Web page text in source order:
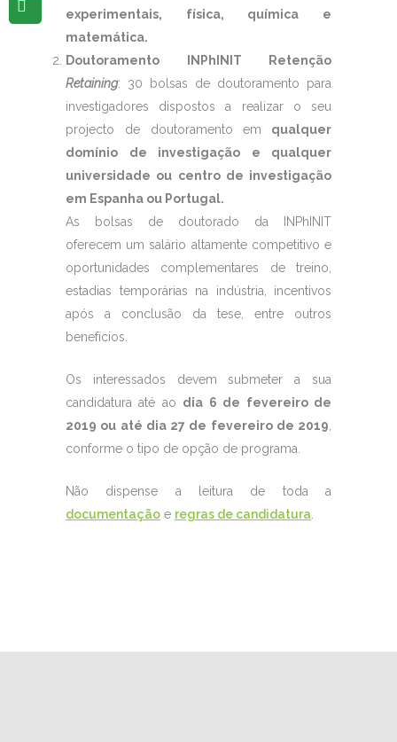
experimentais, física, química e
matemática.
Doutoramento INPhINIT Retenção
Retaining: 30 bolsas de doutoramento para
investigadores dispostos a realizar o seu
projecto de doutoramento em qualquer
domínio de investigação e qualquer
universidade ou centro de investigação
em Espanha ou Portugal.
As bolsas de doutorado da INPhINIT
oferecem um salário altamente competitivo e
oportunidades complementares de treino,
estadias temporárias na indústria, incentivos
após a conclusão da tese, entre outros
benefícios.
Os interessados devem submeter a sua
candidatura até ao dia 6 de fevereiro de
2019 ou até dia 27 de fevereiro de 2019
conforme o tipo de opção de programa.
Não dispense a leitura de toda a
documentação e regras de candidatura